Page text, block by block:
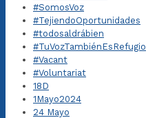
#SomosVoz
#TejiendoOportunidades
#todosaldrábien
#TuVozTambiénEsRefugio
#Vacant
#Voluntariat
18D
1Mayo2024
24 Mayo